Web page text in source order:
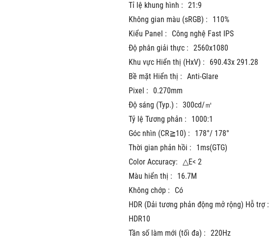
Tỉ lệ khung hình : 21:9
Không gian màu (sRGB) :
110%
Kiểu Panel :
Công nghệ Fast IPS
Độ phân giải thực : 2560x1080
Khu vực Hiển thị (HxV) :
690.43x 291.28
Bề mặt Hiển thị : Anti-Glare
Pixel :
0.270mm
Độ sáng (Typ.) : 300cd/㎡
Tỷ lệ Tương phản :
1000:1
Góc nhìn (CR≧10) :
178°/ 178°
Thời gian phản hồi :
1ms(GTG)
Color Accuracy:
△E< 2
Màu hiển thị :
16.7M
Không chớp :
Có
HDR (Dải tương phản động mở rộng) Hỗ trợ :
HDR10
Tần số làm mới (tối đa) : 220Hz